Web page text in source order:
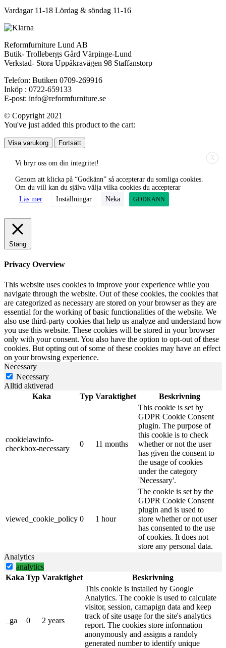
Vardagar 11-18 Lördag & söndag 11-16
Reformfurniture Lund AB
Butik- Trollebergs Gård Värpinge-Lund
Verkstad- Stora Uppåkravägen 98 Staffanstorp
Telefon: Butiken 0709-269916
Inköp : 0722-659133
E-post: info@reformfurniture.se
© Copyright 2021
You've just added this product to the cart:
Visa varukorg Fortsätt
X
Vi bryr oss om din integritet!
Genom att klicka på “Godkänn” så accepterar du somliga cookies.
Om du vill kan du själva välja vilka cookies du accepterar
Läs mer
Inställningar Neka GODKÄNN
Stäng
Privacy Overview
This website uses cookies to improve your experience while you
navigate through the website. Out of these cookies, the cookies that
are categorized as necessary are stored on your browser as they are
essential for the working of basic functionalities of the website. We
also use third-party cookies that help us analyze and understand how
you use this website. These cookies will be stored in your browser
only with your consent. You also have the option to opt-out of these
cookies. But opting out of some of these cookies may have an effect
on your browsing experience.
Necessary
Necessary
Alltid aktiverad
Kaka
Typ Varaktighet Beskrivning
cookielawinfo-
checkbox-necessary
0 11 months
This cookie is set by
GDPR Cookie Consent
plugin. The purpose of
this cookie is to check
whether or not the user
has given the consent to
the usage of cookies
under the category
'Necessary'.
viewed_cookie_policy 0 1 hour
The cookie is set by the
GDPR Cookie Consent
plugin and is used to
store whether or not user
has consented to the use
of cookies. It does not
store any personal data.
Analytics
analytics
Kaka Typ Varaktighet Beskrivning
_ga 0 2 years
This cookie is installed by Google
Analytics. The cookie is used to calculate
visitor, session, camapign data and keep
track of site usage for the site's analytics
report. The cookies store information
anonymously and assigns a randoly
generated number to identify unique